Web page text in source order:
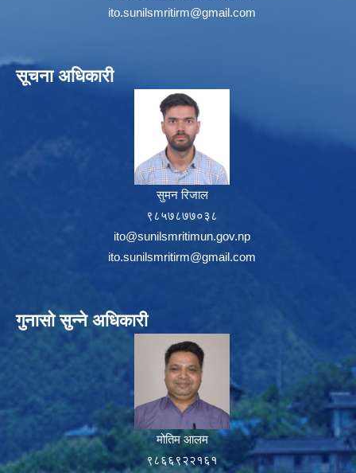
ito.sunilsmritirm@gmail.com
सूचना अधिकारी
सुमन रिजाल
९८५७८७७०३८
ito@sunilsmritimun.gov.np
ito.sunilsmritirm@gmail.com
गुनासो सुन्ने अधिकारी
मोतिम आलम
९८६६९२२१६१